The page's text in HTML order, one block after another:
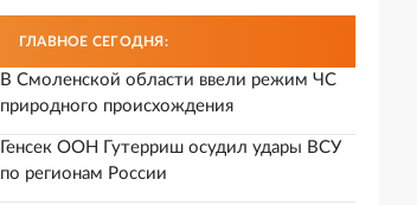
ГЛАВНОЕ СЕГОДНЯ:
В Смоленской области ввели режим ЧС
природного происхождения
Генсек ООН Гутерриш осудил удары ВСУ
по регионам России